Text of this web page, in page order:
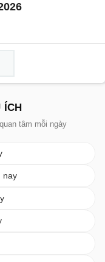
tâm mỗi ngày
nay